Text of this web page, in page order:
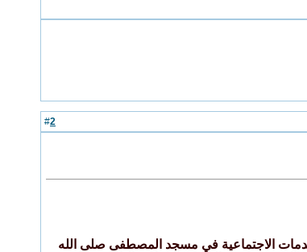
2
تاروت الخيرية للخدمات الاجتماعية في مسجد المصطفى صلى الله